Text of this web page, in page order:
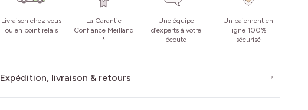
Livraison chez vous
ou en point relais
La Garantie
Confiance Meilland
*
Une équipe
d’experts à votre
écoute
Un paiement en
ligne 100%
sécurisé
Expédition, livraison & retours